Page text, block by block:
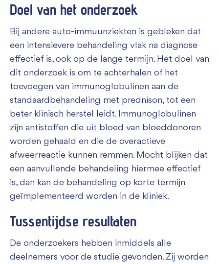
Doel van het onderzoek
Bij andere auto-immuunziekten is gebleken dat
een intensievere behandeling vlak na diagnose
effectief is, ook op de lange termijn. Het doel van
dit onderzoek is om te achterhalen of het
toevoegen van immunoglobulinen aan de
standaardbehandeling met prednison, tot een
beter klinisch herstel leidt. Immunoglobulinen
zijn antistoffen die uit bloed van bloeddonoren
worden gehaald en die de overactieve
afweerreactie kunnen remmen. Mocht blijken dat
een aanvullende behandeling hiermee effectief
is, dan kan de behandeling op korte termijn
geïmplementeerd worden in de kliniek.
Tussentijdse resultaten
De onderzoekers hebben inmiddels alle
deelnemers voor de studie gevonden. Zij worden